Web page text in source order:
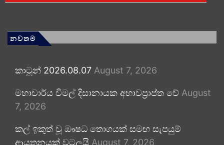
නවතම
කාටූන් 2026.08.07 August 7, 2026
මහාචාර්ය විමල් දිසානායක අභාවප්‍රාප්ත වේ August
7, 2026
කල් ඉකුත් වූ ඖෂධ තොගයක් සමඟ සැපයුම්
ආයතනයක් වටලයි August 7, 2026